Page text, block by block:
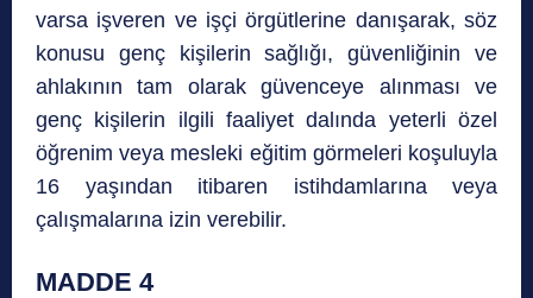
varsa işveren ve işçi örgütlerine danışarak, söz
konusu genç kişilerin sağlığı, güvenliğinin ve
ahlakının tam olarak güvenceye alınması ve
genç kişilerin ilgili faaliyet dalında yeterli özel
öğrenim veya mesleki eğitim görmeleri koşuluyla
16 yaşından itibaren istihdamlarına veya
çalışmalarına izin verebilir.
MADDE 4